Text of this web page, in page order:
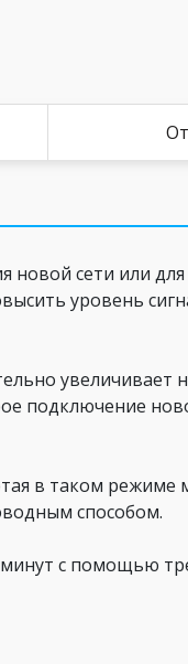
новой сети или
уровень
увеличивает
подключение
в таком
способом.
минут с помощью